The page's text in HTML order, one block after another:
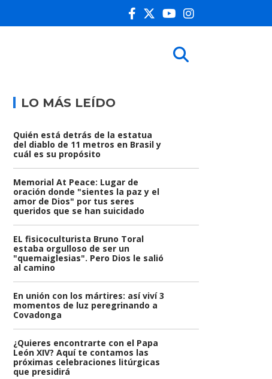
LO MÁS LEÍDO
Quién está detrás de la estatua
del diablo de 11 metros en Brasil y
cuál es su propósito
Memorial At Peace: Lugar de
oración donde "sientes la paz y el
amor de Dios" por tus seres
queridos que se han suicidado
EL fisicoculturista Bruno Toral
estaba orgulloso de ser un
"quemaiglesias". Pero Dios le salió
al camino
En unión con los mártires: así viví 3
momentos de luz peregrinando a
Covadonga
¿Quieres encontrarte con el Papa
León XIV? Aquí te contamos las
próximas celebraciones litúrgicas
que presidirá